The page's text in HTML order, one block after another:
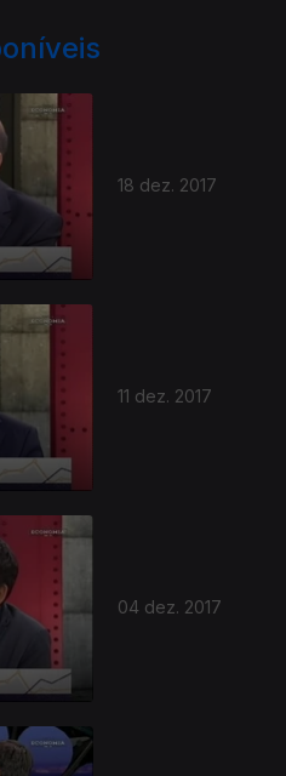
18 dez. 2017
11 dez. 2017
04 dez. 2017